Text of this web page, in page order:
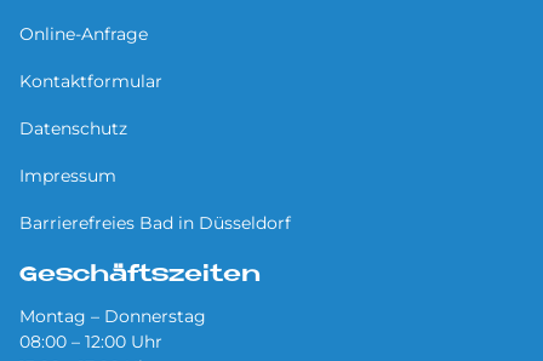
Online-Anfrage
Kontaktformular
Datenschutz
Impressum
Barrierefreies Bad in Düsseldorf
Geschäftszeiten
Montag – Donnerstag
08:00 – 12:00 Uhr